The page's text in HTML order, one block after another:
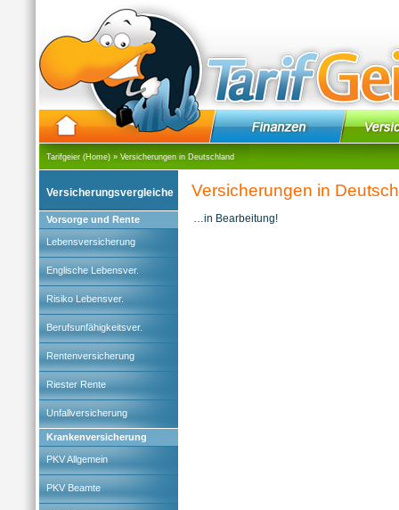
Tarifgeier (Home) » Versicherungen in Deutschland
Versicherungsvergleiche
Vorsorge und Rente
Lebensversicherung
Englische Lebensver.
Risiko Lebensver.
Berufsunfähigkeitsver.
Rentenversicherung
Riester Rente
Unfallversicherung
Krankenversicherung
PKV Allgemein
PKV Beamte
Versicherungen in
…in Bearbeitung!